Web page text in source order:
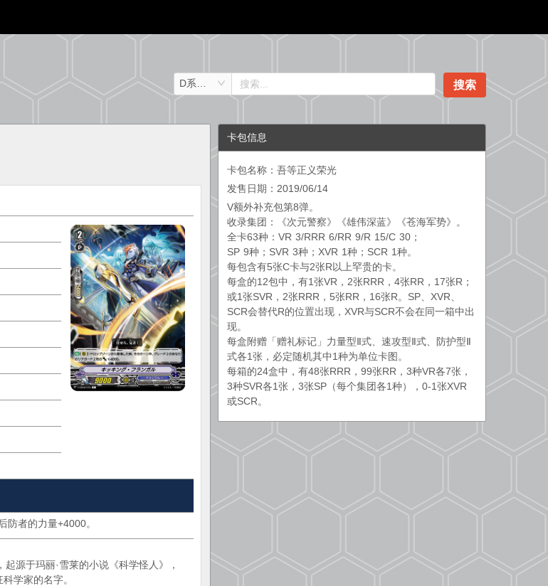
搜索
防者的力量+4000。
源于玛丽·雪莱的小说《科学怪人》，
学家的名字。
卡包信息
卡包名称：吾等正义荣光
发售日期：2019/06/14
V额外补充包第8弹。
收录集团：《次元警察》《雄伟深蓝》《苍海军势》。
全卡63种：VR 3/RRR 6/RR 9/R 15/C 30；
SP 9种；SVR 3种；XVR 1种；SCR 1种。
每包含有5张C卡与2张R以上罕贵的卡。
每盒的12包中，有1张VR，2张RRR，4张RR，17张R；
或1张SVR，2张RRR，5张RR，16张R。SP、XVR、
SCR会替代R的位置出现，XVR与SCR不会在同一箱中出
现。
每盒附赠「赠礼标记」力量型Ⅱ式、速攻型Ⅱ式、防护型Ⅱ
式各1张，必定随机其中1种为单位卡图。
每箱的24盒中，有48张RRR，99张RR，3种VR各7张，
3种SVR各1张，3张SP（每个集团各1种），0-1张XVR
或SCR。